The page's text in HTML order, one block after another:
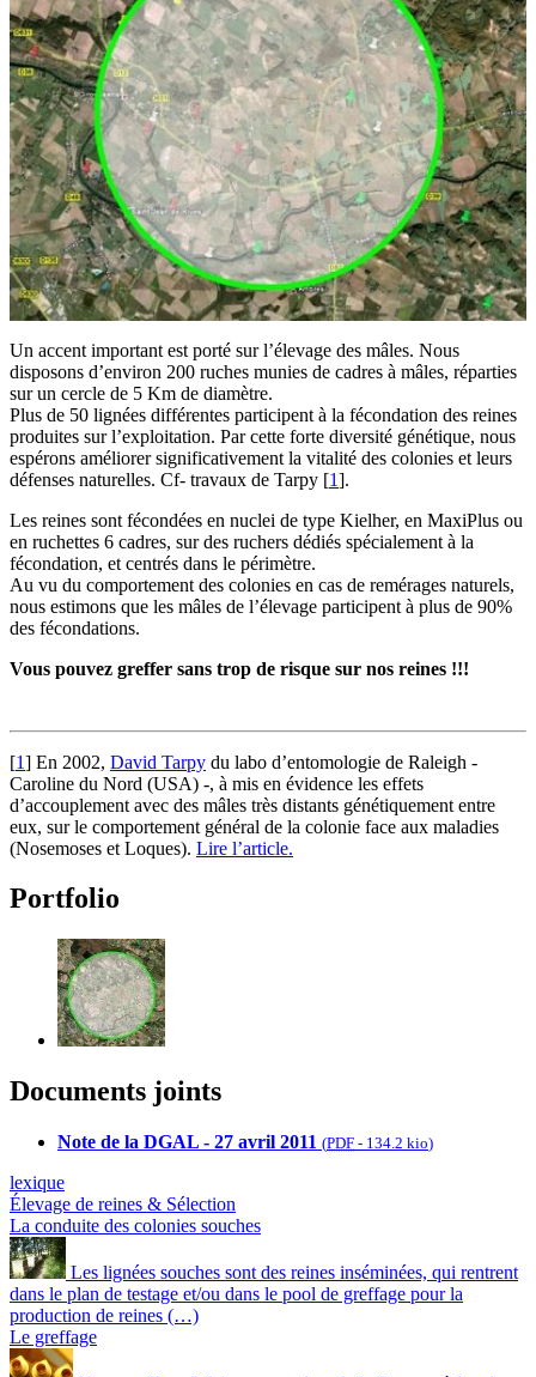
Un accent important est porté sur l’élevage des mâles. Nous
disposons d’environ 200 ruches munies de cadres à mâles, réparties
sur un cercle de 5 Km de diamètre.
Plus de 50 lignées différentes participent à la fécondation des reines
produites sur l’exploitation. Par cette forte diversité génétique, nous
espérons améliorer significativement la vitalité des colonies et leurs
défenses naturelles. Cf- travaux de Tarpy [1].
Les reines sont fécondées en nuclei de type Kielher, en MaxiPlus ou
en ruchettes 6 cadres, sur des ruchers dédiés spécialement à la
fécondation, et centrés dans le périmètre.
Au vu du comportement des colonies en cas de remérages naturels,
nous estimons que les mâles de l’élevage participent à plus de 90%
des fécondations.
Vous pouvez greffer sans trop de risque sur nos reines !!!
[1] En 2002, David Tarpy du labo d’entomologie de Raleigh -
Caroline du Nord (USA) -, à mis en évidence les effets
d’accouplement avec des mâles très distants génétiquement entre
eux, sur le comportement général de la colonie face aux maladies
(Nosemoses et Loques). Lire l’article.
Portfolio
Documents joints
Note de la DGAL - 27 avril 2011 (PDF - 134.2 kio)
lexique
Élevage de reines & Sélection
La conduite des colonies souches
Les lignées souches sont des reines inséminées, qui rentrent
dans le plan de testage et/ou dans le pool de greffage pour la
production de reines (…)
Le greffage